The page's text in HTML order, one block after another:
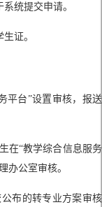
统提交申请。
证。
平台”设置审核，报送
在“教学综合信息服务
办公室审核。
布的转专业方案审核